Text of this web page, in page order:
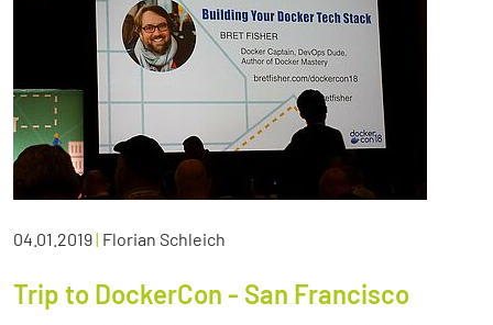
04.01.2019| Florian Schleich
Trip to DockerCon - San Francisco